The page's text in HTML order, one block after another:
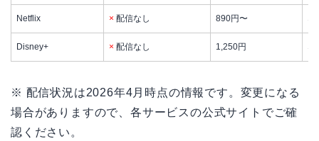
Netflix × 配信なし 890円〜 な
Disney+ × 配信なし 1,250円 な
※ 配信状況は2026年4月時点の情報です。変更になる
場合がありますので、各サービスの公式サイトでご確
認ください。